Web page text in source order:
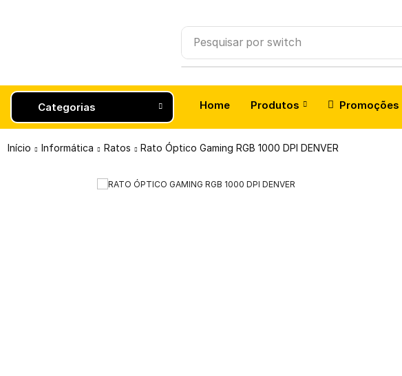
Pesquisar por Smartwatch
Categorias Home Produtos Promoções
Início Informática Ratos Rato Óptico Gaming RGB 1000 DPI DENVER